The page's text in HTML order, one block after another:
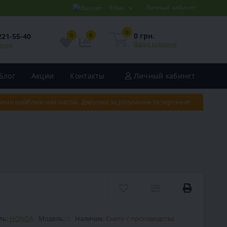
Язык Личный кабинет
55-40 0 0 0 0 грн.
Ваша корзина
Акции Контакты Личный кабинет
найближчим часом. Дякуємо за розуміння та терпіння!
HONDA Модель: Наличие: Снято с производства